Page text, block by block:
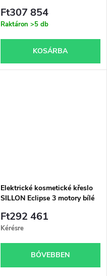
Ft307 854
Raktáron >5 db
KOSÁRBA
Elektrické kosmetické křeslo
SILLON Eclipse 3 motory bílé
Ft292 461
Kérésre
BŐVEBBEN